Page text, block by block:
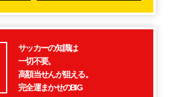
サッカーの知識は
一切不要。
高額当せんが狙える。
完全運まかせのBIG